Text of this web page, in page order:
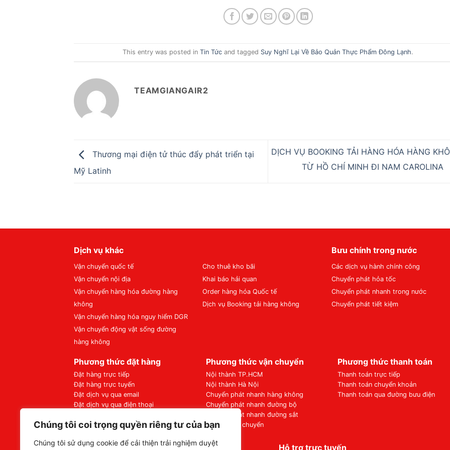
Chúng tôi coi trọng quyền riêng tư của bạn
Chúng tôi sử dụng cookie để cải thiện trải nghiệm duyệt
This entry was posted in Tin Tứcand tagged Suy Nghĩ Lại Về Bảo Quản Thực Phẩm Đông Lạnh.
TEAMGIANGAIR2
Thương mại điện tử thúc đẩy phát triển tại
Mỹ Latinh
DỊCH VỤ BOOKING TẢI HÀNG HÓA HÀNG
TỪ HỒ CHÍ MINH ĐI NAM CAROLINA
Dịch vụ khác
Vận chuyển quốc tế
Vận chuyển nội địa
Vận chuyển hàng hóa đường hàng
không
Vận chuyển hàng hóa nguy hiểm DGR
Vận chuyển động vật sống đường
hàng không
Cho thuê kho bãi
Khai báo hải quan
Order hàng hóa Quốc tế
Dịch vụ Booking tải hàng không
Bưu chính trong nước
Các dịch vụ hành chính công
Chuyển phát hỏa tốc
Chuyển phát nhanh trong nước
Chuyển phát tiết kiệm
Phương thức đặt hàng
Đặt hàng trực tiếp
Đặt hàng trực tuyến
Đặt dịch vụ qua email
Đặt dịch vụ qua điện thoại
Phương thức vận chuyển
Nội thành TP.HCM
Nội thành Hà Nội
Chuyển phát nhanh hàng không
Chuyển phát nhanh đường bộ
Chuyển phát nhanh đường sắt
Chi phí vận chuyển
Phương thức thanh toán
Thanh toán trực tiếp
Thanh toán chuyển khoản
Thanh toán qua đường bưu điện
Văn phòng Tân Sơn Nhất Cargo Hỗ trợ trực tuyến